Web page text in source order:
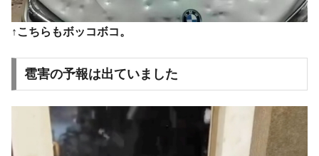
↑こちらもボッコボコ。
雹害の予報は出ていました